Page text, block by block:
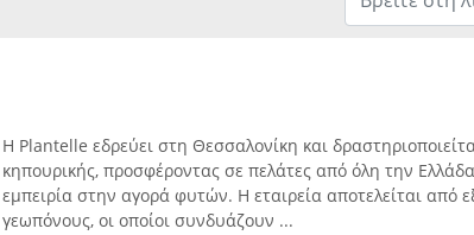
Η Plantelle εδρεύει στη Θεσσαλονίκη και
κηπουρικής, προσφέροντας σε πελάτες από όλη την
εμπειρία στην αγορά φυτών. Η εταιρεία αποτελείται από
γεωπόνους, οι οποίοι συνδυάζουν ...